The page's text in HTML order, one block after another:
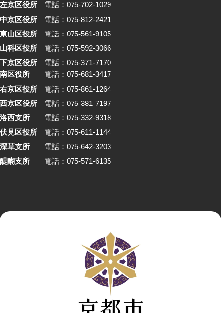
左京区役所
電話：075-702-1029
中京区役所
電話：075-812-2421
東山区役所
電話：075-561-9105
山科区役所
電話：075-592-3066
下京区役所
電話：075-371-7170
南区役所
電話：075-681-3417
右京区役所
電話：075-861-1264
西京区役所
電話：075-381-7197
洛西支所
電話：075-332-9318
伏見区役所
電話：075-611-1144
深草支所
電話：075-642-3203
醍醐支所
電話：075-571-6135